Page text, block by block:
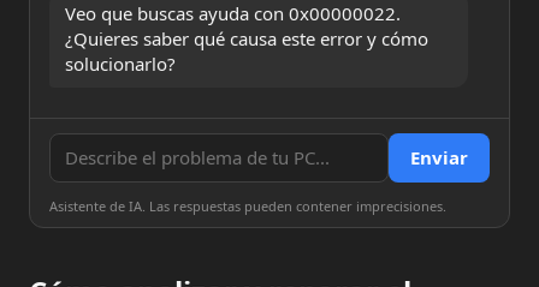
Veo que buscas ayuda con 0x00000022.
¿Quieres saber qué causa este error y cómo
solucionarlo?
Enviar
Asistente de IA. Las respuestas pueden contener imprecisiones.